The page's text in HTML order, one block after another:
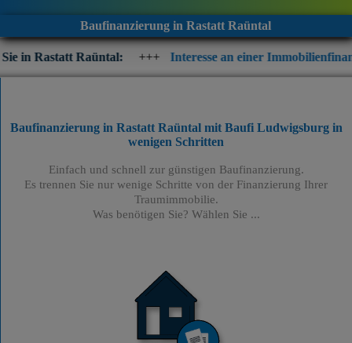
Baufinanzierung in Rastatt Raüntal
+++ Interesse an einer Immobilienfinanzierung?
Baufinanzierung in Rastatt Raüntal mit Baufi Ludwigsburgin
wenigen Schritten
Einfach und schnell zur günstigen Baufinanzierung.
Es trennen Sie nur wenige Schritte von der Finanzierung Ihrer
Traumimmobilie.
Was benötigen Sie? Wählen Sie ...